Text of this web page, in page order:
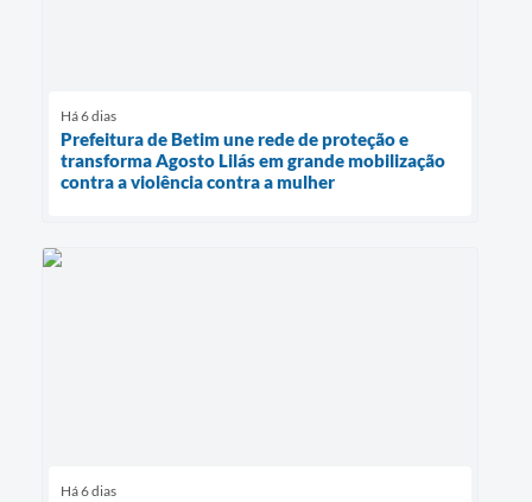
Há 6 dias
Prefeitura de Betim une rede de proteção e
transforma Agosto Lilás em grande mobilização
contra a violência contra a mulher
Há 6 dias